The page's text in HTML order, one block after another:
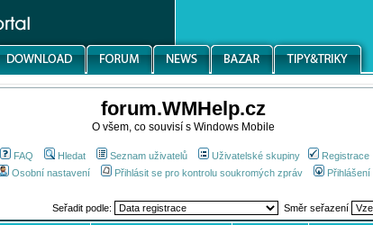
forum.WMHelp.cz
O všem, co souvisí s Windows Mobile
FAQ Hledat Seznam uživatelů Uživatelské skupiny
Registrace
Osobní nastavení
Přihlásit se pro kontrolu soukromých zpráv Přihlášení
Seřadit podle: Směr seřazení